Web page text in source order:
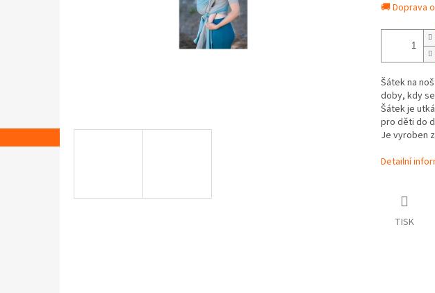
🚚 Doprava
Šátek na
doby, kdy
Šátek je
pro děti do
Je vyroben
Detailní
TISK